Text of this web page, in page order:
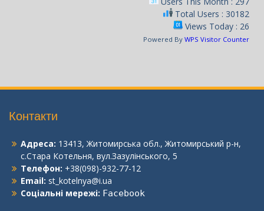
Total Users : 30182
Views Today : 26
Powered By WPS Visitor Counter
Контакти
Адреса: 13413, Житомирська обл., Житомирський р-н,
с.Стара Котельня, вул.Зазулінського, 5
Телефон: +38(098)-932-77-12
Email: st_kotelnya@i.ua
Соціальні мережі: Facebook